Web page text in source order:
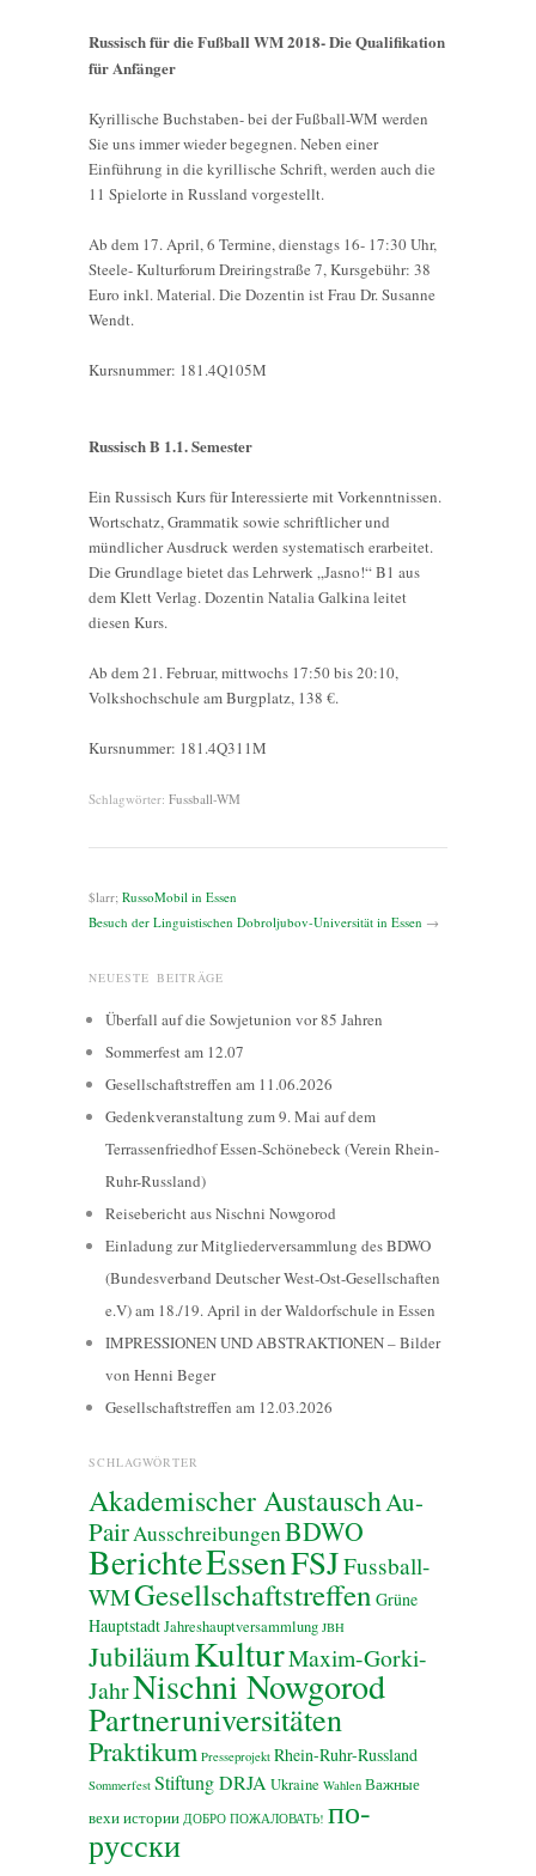
Russisch für die Fußball WM 2018- Die Qualifikation
für Anfänger
Kyrillische Buchstaben- bei der Fußball-WM werden
Sie uns immer wieder begegnen. Neben einer
Einführung in die kyrillische Schrift, werden auch die
11 Spielorte in Russland vorgestellt.
Ab dem 17. April, 6 Termine, dienstags 16- 17:30 Uhr,
Steele- Kulturforum Dreiringstraße 7, Kursgebühr: 38
Euro inkl. Material. Die Dozentin ist Frau Dr. Susanne
Wendt.
Kursnummer: 181.4Q105M
Russisch B 1.1. Semester
Ein Russisch Kurs für Interessierte mit Vorkenntnissen.
Wortschatz, Grammatik sowie schriftlicher und
mündlicher Ausdruck werden systematisch erarbeitet.
Die Grundlage bietet das Lehrwerk „Jasno!“ B1 aus
dem Klett Verlag. Dozentin Natalia Galkina leitet
diesen Kurs.
Ab dem 21. Februar, mittwochs 17:50 bis 20:10,
Volkshochschule am Burgplatz, 138 €.
Kursnummer: 181.4Q311M
Schlagwörter: Fussball-WM
$larr; RussoMobil in Essen
Besuch der Linguistischen Dobroljubov-Universität in Essen →
NEUESTE BEITRÄGE
Überfall auf die Sowjetunion vor 85 Jahren
Sommerfest am 12.07
Gesellschaftstreffen am 11.06.2026
Gedenkveranstaltung zum 9. Mai auf dem
Terrassenfriedhof Essen-Schönebeck (Verein Rhein-
Ruhr-Russland)
Reisebericht aus Nischni Nowgorod
Einladung zur Mitgliederversammlung des BDWO
(Bundesverband Deutscher West-Ost-Gesellschaften
e.V) am 18./19. April in der Waldorfschule in Essen
IMPRESSIONEN UND ABSTRAKTIONEN – Bilder
von Henni Beger
Gesellschaftstreffen am 12.03.2026
SCHLAGWÖRTER
Akademischer AustauschAu-
PairAusschreibungenBDWO
BerichteEssenFSJFussball-
WMGesellschaftstreffen Grüne
HauptstadtJahreshauptversammlung JBH
JubiläumKulturMaxim-Gorki-
JahrNischni Nowgorod
Partneruniversitäten
Praktikum Presseprojekt Rhein-Ruhr-Russland
Sommerfest Stiftung DRJA Ukraine Wahlen Важные
вехи истории ДОБРО ПОЖАЛОВАТЬ! по-
русски